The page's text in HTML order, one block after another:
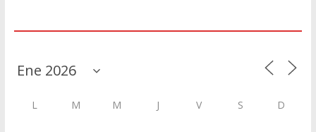
L M M J V S D